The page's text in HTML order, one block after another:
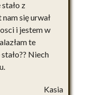
z
się urwał
i jestem w
te
Niech
Kasia